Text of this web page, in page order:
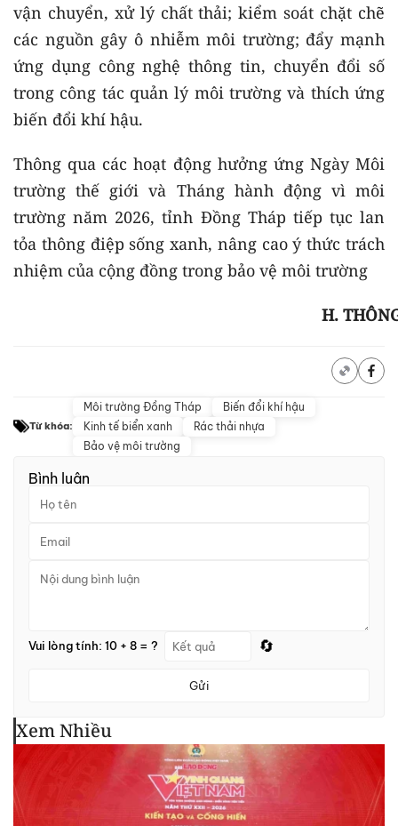
vận chuyển, xử lý chất thải; kiểm soát chặt chẽ
các nguồn gây ô nhiễm môi trường; đẩy mạnh
ứng dụng công nghệ thông tin, chuyển đổi số
trong công tác quản lý môi trường và thích ứng
biến đổi khí hậu.
Thông qua các hoạt động hưởng ứng Ngày Môi
trường thế giới và Tháng hành động vì môi
trường năm 2026, tỉnh Đồng Tháp tiếp tục lan
tỏa thông điệp sống xanh, nâng cao ý thức trách
nhiệm của cộng đồng trong bảo vệ môi trường
H.
Từ khóa:
Môi trường Đồng Tháp
Biến đổi khí hậu
Kinh tế biển xanh
Rác thải nhựa
Bảo vệ môi trường
Bình luận
Vui lòng tính: 10 + 8 = ? 🔄
Gửi
Xem Nhiều